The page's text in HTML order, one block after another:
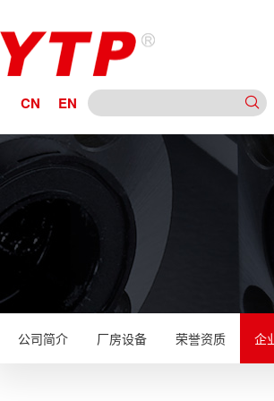
CN EN
公司简介 厂房设备 荣誉资质 企